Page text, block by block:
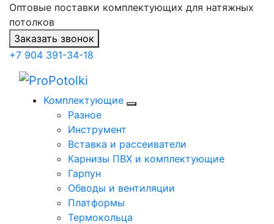
Оптовые поставки комплектующих для натяжных
потолков
Заказать звонок
+7 904 391-34-18
Комплектующие
Разное
Инструмент
Вставка и рассеиватели
Карнизы ПВХ и комплектующие
Гарпун
Обводы и вентиляции
Платформы
Термокольца